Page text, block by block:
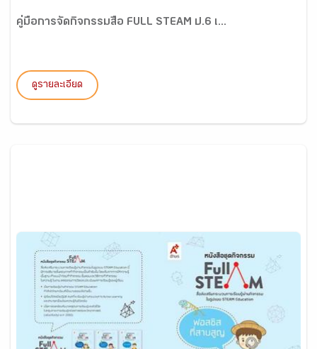
คู่มือการจัดกิจกรรมสื่อ FULL STEAM ป.6 เ...
ดูรายละเอียด